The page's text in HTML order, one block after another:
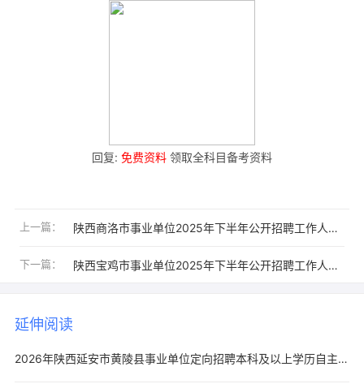
回复: 免费资料 领取全科目备考资料
上一篇： 陕西商洛市事业单位2025年下半年公开招聘工作人员职位表（194人）
下一篇： 陕西宝鸡市事业单位2025年下半年公开招聘工作人员职位表（283人）
延伸阅读
2026年陕西延安市黄陵县事业单位定向招聘本科及以上学历自主就业退役士兵17人公告